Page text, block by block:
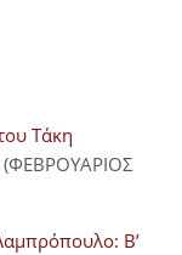
Τάκη
(ΦΕΒΡΟΥΑΡΙΟΣ
Β’